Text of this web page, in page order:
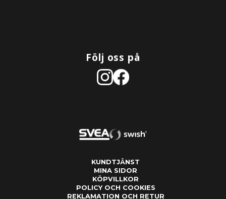
Följ oss på
KUNDTJÄNST
MINA SIDOR
KÖPVILLKOR
POLICY OCH COOKIES
REKLAMATION OCH RETUR